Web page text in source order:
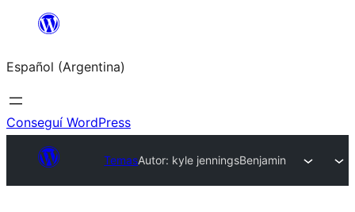
Saltar
contenido
Español (Argentina)
Conseguí WordPress
TemasAutor: kyle jenningsBenjamin